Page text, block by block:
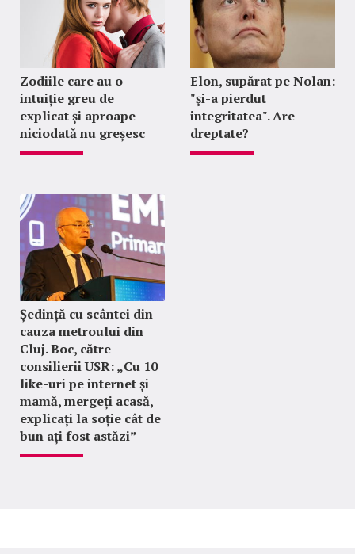
Zodiile care au o
intuiție greu de
explicat și aproape
niciodată nu greșesc
Elon, supărat pe Nolan:
"şi-a pierdut
integritatea". Are
dreptate?
Ședință cu scântei din
cauza metroului din
Cluj. Boc, către
consilierii USR: „Cu 10
like-uri pe internet și
mamă, mergeți acasă,
explicați la soție cât de
bun ați fost astăzi”